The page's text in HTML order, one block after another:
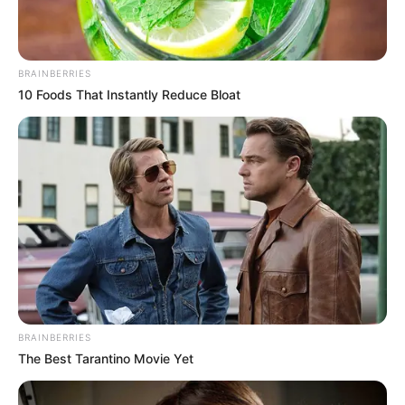
caso de fleteo en Sabaneta, Antioquia
BRAINBERRIES
10 Foods That Instantly Reduce Bloat
BRAINBERRIES
The Best Tarantino Movie Yet